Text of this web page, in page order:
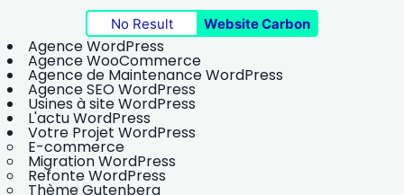
No Result Website Carbon
Agence WordPress
Agence WooCommerce
Agence de Maintenance WordPress
Agence SEO WordPress
Usines à site WordPress
L'actu WordPress
Votre Projet WordPress
E-commerce
Migration WordPress
Refonte WordPress
Thème Gutenberg